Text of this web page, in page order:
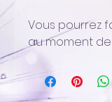
Vous pourrez
au moment